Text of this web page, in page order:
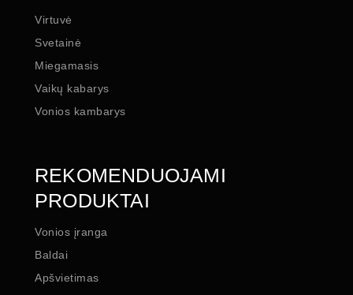
Virtuvė
Svetainė
Miegamasis
Vaikų kabarys
Vonios kambarys
REKOMENDUOJAMI
PRODUKTAI
Vonios įranga
Baldai
Apšvietimas